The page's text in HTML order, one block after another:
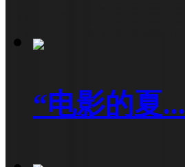
“电影的夏...